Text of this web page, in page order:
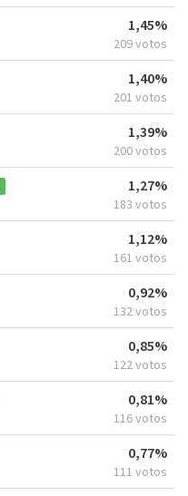
1,45%
209 votos
1,40%
201 votos
1,39%
200 votos
1,27%
183 votos
1,12%
161 votos
0,92%
132 votos
0,85%
122 votos
0,81%
116 votos
0,77%
111 votos